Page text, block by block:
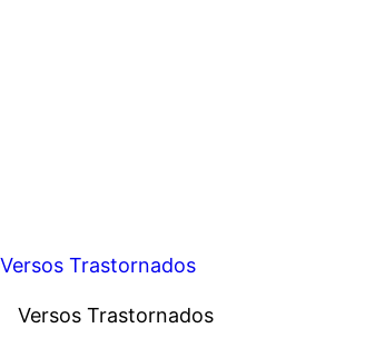
Versos Trastornados